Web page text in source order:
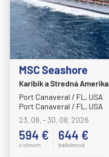
MS Polarlys
MS Richard With
MS Trollfjord
MS Vesteralen
MSC Cruises
MSC Armonia
MSC Bellissima
MSC Divina
MSC Euribia
MSC Seashore
Karibik a Stredná Amerika
Port Canaveral / FL, USA
Port Canaveral / FL, USA
23. 08. - 30. 08. 2026
594 €
s oknom
644 €
balkónová